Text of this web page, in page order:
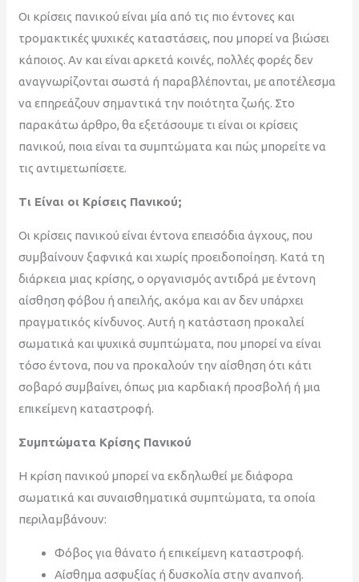
Οι κρίσεις πανικού είναι μία από τις πιο έντονες και
τρομακτικές ψυχικές καταστάσεις, που μπορεί να βιώσει
κάποιος. Αν και είναι αρκετά κοινές, πολλές φορές δεν
αναγνωρίζονται σωστά ή παραβλέπονται, με αποτέλεσμα
να επηρεάζουν σημαντικά την ποιότητα ζωής. Στο
παρακάτω άρθρο, θα εξετάσουμε τι είναι οι κρίσεις
πανικού, ποια είναι τα συμπτώματα και πώς μπορείτε να
τις αντιμετωπίσετε.
Τι Είναι οι Κρίσεις Πανικού;
Οι κρίσεις πανικού είναι έντονα επεισόδια άγχους, που
συμβαίνουν ξαφνικά και χωρίς προειδοποίηση. Κατά τη
διάρκεια μιας κρίσης, ο οργανισμός αντιδρά με έντονη
αίσθηση φόβου ή απειλής, ακόμα και αν δεν υπάρχει
πραγματικός κίνδυνος. Αυτή η κατάσταση προκαλεί
σωματικά και ψυχικά συμπτώματα, που μπορεί να είναι
τόσο έντονα, που να προκαλούν την αίσθηση ότι κάτι
σοβαρό συμβαίνει, όπως μια καρδιακή προσβολή ή μια
επικείμενη καταστροφή.
Συμπτώματα Κρίσης Πανικού
Η κρίση πανικού μπορεί να εκδηλωθεί με διάφορα
σωματικά και συναισθηματικά συμπτώματα, τα οποία
περιλαμβάνουν:
Φόβος για θάνατο ή επικείμενη καταστροφή.
Αίσθημα ασφυξίας ή δυσκολία στην αναπνοή.